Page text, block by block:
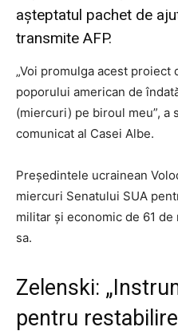
așteptatul pachet de
transmite AFP.
„Voi promulga acest proiect
poporului american de
(miercuri) pe biroul meu”, a
comunicat al Casei Albe.
Președintele ucrainean
miercuri Senatului SUA
militar și economic de 61
sa.
Zelenski:
pentru